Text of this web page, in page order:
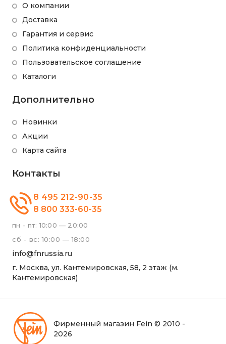
О компании
Доставка
Гарантия и сервис
Политика конфиденциальности
Пользовательское соглашение
Каталоги
Дополнительно
Новинки
Акции
Карта сайта
Контакты
8 495 212-90-35
8 800 333-60-35
пн - пт: 10:00 — 20:00
сб - вс: 10:00 — 18:00
info@fnrussia.ru
г. Москва, ул. Кантемировская, 58, 2 этаж (м.
Кантемировская)
Фирменный магазин Fein © 2010 -
2026